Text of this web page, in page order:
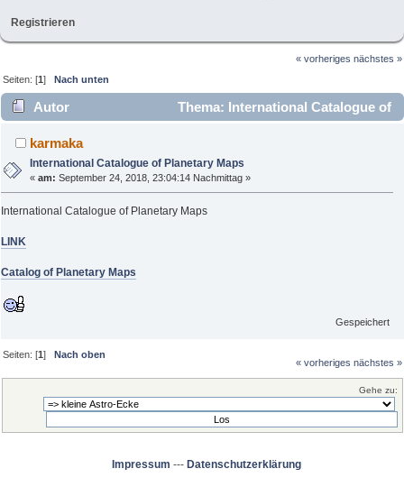
Registrieren
« vorheriges nächstes »
Seiten: [1]Nach unten
Autor
Thema: International Catalogue of
Planetary Maps (Gelesen 2627 mal)
karmaka
International Catalogue of Planetary Maps
«am: September 24, 2018, 23:04:14 Nachmittag »
International Catalogue of Planetary Maps
LINK
Catalog of Planetary Maps
Gespeichert
Seiten: [1] Nach oben
« vorheriges nächstes »
Gehe zu:
Impressum --- Datenschutzerklärung